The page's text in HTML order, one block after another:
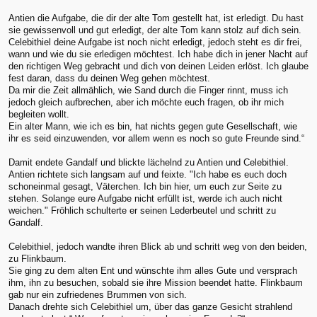
Antien die Aufgabe, die dir der alte Tom gestellt hat, ist erledigt. Du hast
sie gewissenvoll und gut erledigt, der alte Tom kann stolz auf dich sein.
Celebithiel deine Aufgabe ist noch nicht erledigt, jedoch steht es dir frei,
wann und wie du sie erledigen möchtest. Ich habe dich in jener Nacht auf
den richtigen Weg gebracht und dich von deinen Leiden erlöst. Ich glaube
fest daran, dass du deinen Weg gehen möchtest.
Da mir die Zeit allmählich, wie Sand durch die Finger rinnt, muss ich
jedoch gleich aufbrechen, aber ich möchte euch fragen, ob ihr mich
begleiten wollt.
Ein alter Mann, wie ich es bin, hat nichts gegen gute Gesellschaft, wie
ihr es seid einzuwenden, vor allem wenn es noch so gute Freunde sind.“
Damit endete Gandalf und blickte lächelnd zu Antien und Celebithiel.
Antien richtete sich langsam auf und feixte. "Ich habe es euch doch
schoneinmal gesagt, Väterchen. Ich bin hier, um euch zur Seite zu
stehen. Solange eure Aufgabe nicht erfüllt ist, werde ich auch nicht
weichen." Fröhlich schulterte er seinen Lederbeutel und schritt zu
Gandalf.
Celebithiel, jedoch wandte ihren Blick ab und schritt weg von den beiden,
zu Flinkbaum.
Sie ging zu dem alten Ent und wünschte ihm alles Gute und versprach
ihm, ihn zu besuchen, sobald sie ihre Mission beendet hatte. Flinkbaum
gab nur ein zufriedenes Brummen von sich.
Danach drehte sich Celebithiel um, über das ganze Gesicht strahlend